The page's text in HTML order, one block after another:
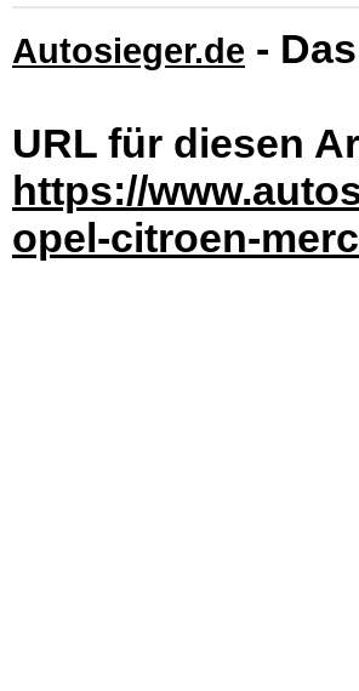
Autosieger.de -
URL für diesen
https://
opel-citroen-